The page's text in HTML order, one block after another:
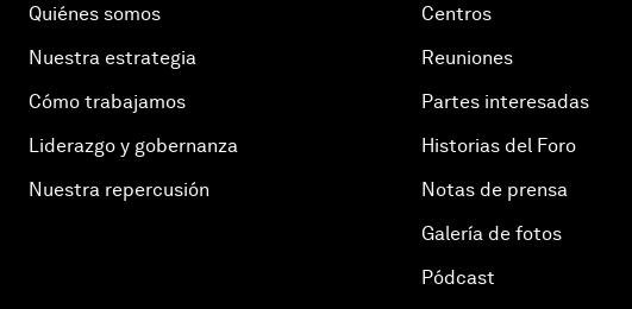
Quiénes somos
Nuestra estrategia
Cómo trabajamos
Liderazgo y gobernanza
Nuestra repercusión
Centros
Reuniones
Partes interesadas
Historias del Foro
Notas de prensa
Galería de fotos
Pódcast